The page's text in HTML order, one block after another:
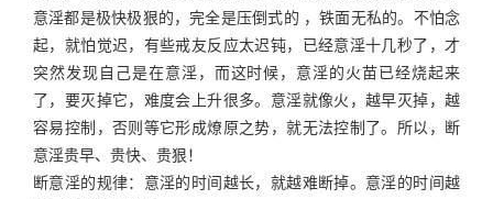
意淫都是极快极狠的，完全是压倒式的 ，铁面无私的。不怕念
起，就怕觉迟，有些戒友反应太迟钝，已经意淫十几秒了，才
突然发现自己是在意淫，而这时候，意淫的火苗已经烧起来
了，要灭掉它，难度会上升很多。意淫就像火，越早灭掉，越
容易控制，否则等它形成燎原之势，就无法控制了。所以，断
意淫贵早、贵快、贵狠！
断意淫的规律：意淫的时间越长，就越难断掉。意淫的时间越